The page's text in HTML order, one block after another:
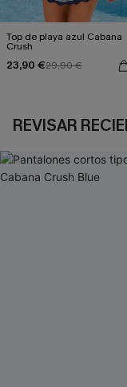
Top de playa azul Cabana
Crush
23,90 €29,90 €
REVISAR